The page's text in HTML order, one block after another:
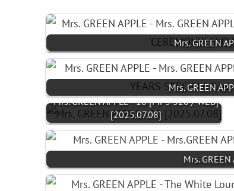
Mrs. GREEN
Mrs. GREEN
Mrs. GREEN APPLE - 10 [MP3 320 / WEB]
[2025.07.08]
Mrs.